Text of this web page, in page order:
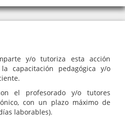
y/o tutoriza esta acción
capacitación pedagógica y/o
el profesorado y/o tutores
con un plazo máximo de
laborables).